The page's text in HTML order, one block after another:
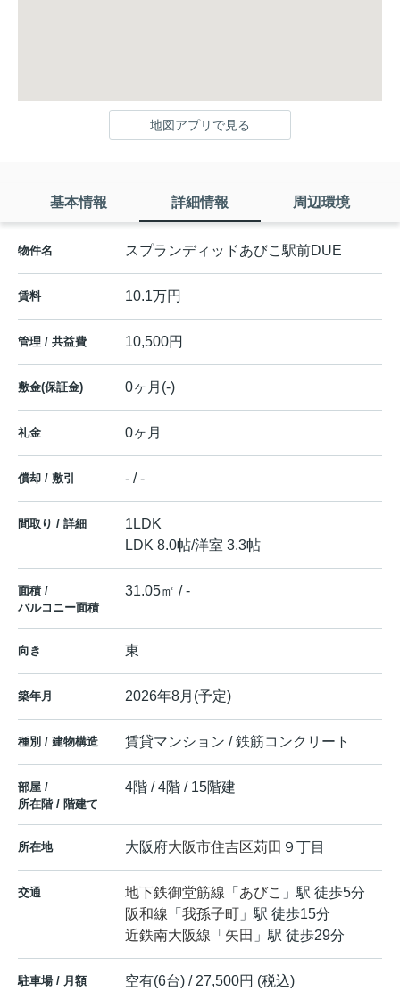
地図アプリで見る
基本情報 詳細情報 周辺環境
物件名 スプランディッドあびこ駅前DUE
賃料 10.1万円
管理 / 共益費 10,500円
敷金(保証金) 0ヶ月(-)
礼金 0ヶ月
償却 / 敷引 - / -
間取り / 詳細
1LDK
LDK 8.0帖/洋室 3.3帖
面積 /
バルコニー面積
31.05㎡ / -
向き 東
築年月 2026年8月(予定)
種別 / 建物構造 賃貸マンション / 鉄筋コンクリート
部屋 /
所在階 / 階建て
4階 / 4階 / 15階建
所在地 大阪府大阪市住吉区苅田 ９丁目
交通 地下鉄御堂筋線 「 あびこ 」駅 徒歩5分
阪和線 「 我孫子町 」駅 徒歩15分
近鉄南大阪線 「 矢田 」駅 徒歩29分
駐車場 / 月額 空有(6台) / 27,500円 (税込)